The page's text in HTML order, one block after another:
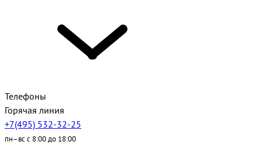
Телефоны
Горячая линия
+7(495) 532-32-25
пн–вс с 8:00 до 18:00